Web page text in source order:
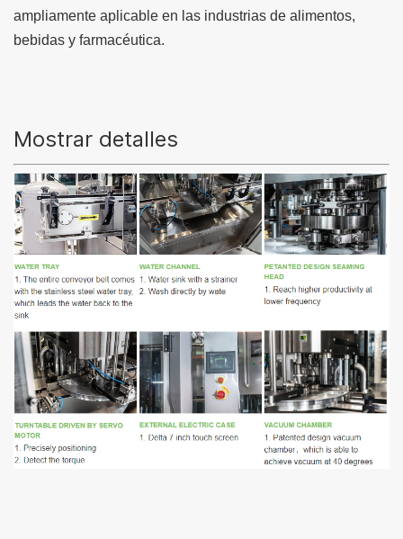
ampliamente aplicable en las industrias de alimentos,
bebidas y farmacéutica.
Mostrar detalles